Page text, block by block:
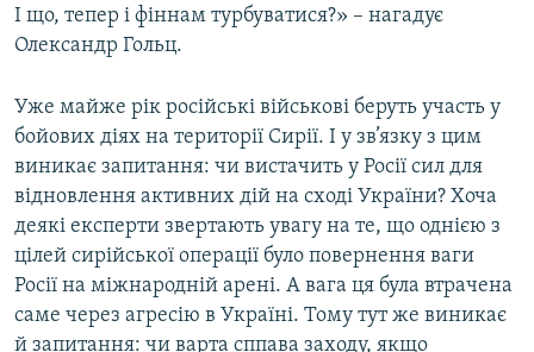
І що, тепер і фіннам турбуватися?» – нагадує
Олександр Гольц.
Уже майже рік російські військові беруть участь у
бойових діях на території Сирії. І у зв’язку з цим
виникає запитання: чи вистачить у Росії сил для
відновлення активних дій на сході України? Хоча
деякі експерти звертають увагу на те, що однією з
цілей сирійської операції було повернення ваги
Росії на міжнародній арені. А вага ця була втрачена
саме через агресію в Україні. Тому тут же виникає
й запитання: чи варта сппава заходу, якщо